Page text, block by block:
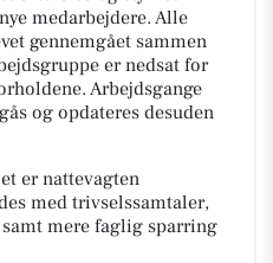
medarbejdere. Alle
gennemgået sammen
er nedsat for
Arbejdsgange
og opdateres desuden
er nattevagten
med trivselssamtaler,
mere faglig sparring